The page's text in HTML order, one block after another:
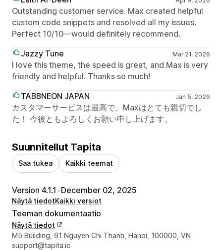
Outstanding customer service. Max created helpful
custom code snippets and resolved all my issues.
Perfect 10/10—would definitely recommend.
Jazzy Tune
Mar 21, 2026
I love this theme, the speed is great, and Max is very
friendly and helpful. Thanks so much!
TABBNEON JAPAN
Jan 5, 2026
カスタマーサービスは最高で、Maxはとても親切でし
た！ 今後ともよろしくお願い申し上げます。
Suunnitellut Tapita
Saa tukea Kaikki teemat
Version 4.1.1 •December 02, 2025
Näytä tiedotKaikki versiot
Teeman dokumentaatio
Näytä tiedot
Suunnittelijan yhteystiedot
M5 Building, 91 Nguyen Chi Thanh, Hanoi, 100000, VN
support@tapita.io